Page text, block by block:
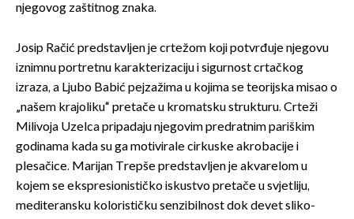
njegovog zaštitnog znaka.
Josip Račić predstavljen je crtežom koji potvrđuje njegovu
iznimnu portretnu karakterizaciju i sigurnost crtačkog
izraza, a Ljubo Babić pejzažima u kojima se teorijska misao o
„našem krajoliku“ pretače u kromatsku strukturu. Crteži
Milivoja Uzelca pripadaju njegovim predratnim pariškim
godinama kada su ga motivirale cirkuske akrobacije i
plesačice. Marijan Trepše predstavljen je akvarelom u
kojem se ekspresionističko iskustvo pretače u svjetliju,
mediteransku kolorističku senzibilnost dok devet sliko-